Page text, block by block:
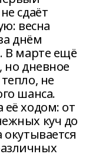
сдаёт
весна
днём
В марте ещё
но дневное
не
шанса.
её ходом: от
куч до